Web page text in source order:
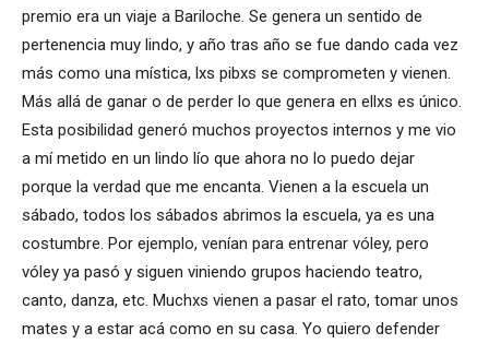
premio era un viaje a Bariloche. Se genera un sentido de
pertenencia muy lindo, y año tras año se fue dando cada vez
más como una mística, lxs pibxs se comprometen y vienen.
Más allá de ganar o de perder lo que genera en ellxs es único.
Esta posibilidad generó muchos proyectos internos y me vio
a mí metido en un lindo lío que ahora no lo puedo dejar
porque la verdad que me encanta. Vienen a la escuela un
sábado, todos los sábados abrimos la escuela, ya es una
costumbre. Por ejemplo, venían para entrenar vóley, pero
vóley ya pasó y siguen viniendo grupos haciendo teatro,
canto, danza, etc. Muchxs vienen a pasar el rato, tomar unos
mates y a estar acá como en su casa. Yo quiero defender